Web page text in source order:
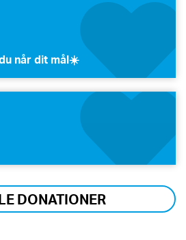
når dit mål☀️
DONATIONER